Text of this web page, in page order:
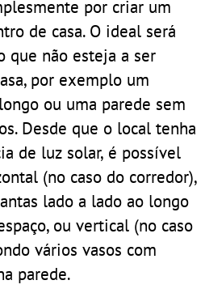
por criar um
de casa. O ideal será
que não esteja a ser
por exemplo um
ou uma parede sem
Desde que o local tenha
de luz solar, é possível
(no caso do corredor),
lado a lado ao longo
ou vertical (no caso
vários vasos com
parede.